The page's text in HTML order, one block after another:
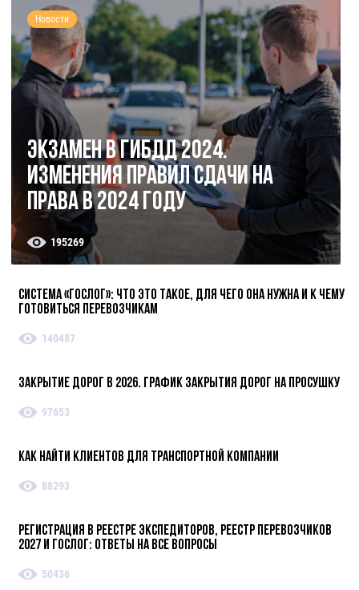
Новости
Экзамен в ГИБДД 2024.
Изменения правил сдачи на
права в 2024 году
195269
Система «ГосЛог»: что это такое, для чего она нужна и к чему
готовиться перевозчикам
140487
Закрытие дорог в 2026. График закрытия дорог на просушку
97653
Как найти клиентов для транспортной компании
88293
Регистрация в реестре экспедиторов, реестр перевозчиков
2027 и ГосЛог: ответы на все вопросы
50436